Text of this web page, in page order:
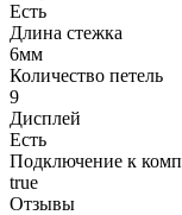
Есть
Длина стежка
6мм
Количество петель
9
Дисплей
Есть
Подключение к
true
Отзывы